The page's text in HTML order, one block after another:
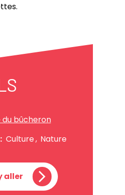
du bûcheron
Culture, Nature
aller